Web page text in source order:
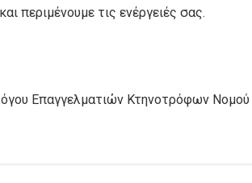
περιμένουμε τις ενέργειές σας.
Επαγγελματιών Κτηνοτρόφων